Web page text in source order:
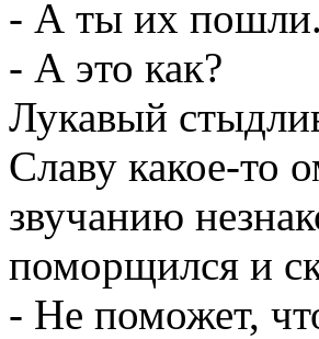
- А ты их пошли.
- А это как?
Лукавый
Славу какое-то
звучанию
поморщился и
- Не поможет,